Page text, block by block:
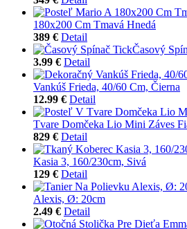
180x200 Cm Tmavá Hnedá
389 € Detail
Časový
3.99 € Detail
Vankúš Frieda, 40/60 Cm, Čierna
12.99 € Detail
Tvare Domčeka Lio Mini Záves
829 € Detail
Kasia 3, 160/230cm, Sivá
129 € Detail
Alexis, Ø: 20cm
2.49 € Detail